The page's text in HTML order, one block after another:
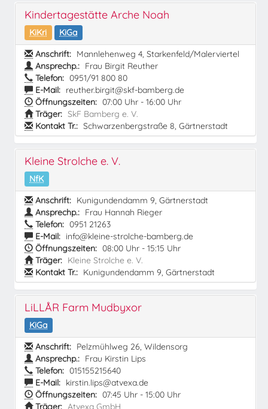
Kindertagestätte Arche Noah
KiKri
KiGa
Anschrift: Mannlehenweg 4, Starkenfeld/Malerviertel
Ansprechp.: Frau Birgit Reuther
Telefon: 0951/91 800 80
E-Mail: reuther.birgit@skf-bamberg.de
Öffnungszeiten: 07:00 Uhr - 16:00 Uhr
Träger: SkF Bamberg e. V.
Kontakt Tr.: Schwarzenbergstraße 8, Gärtnerstadt
Kleine Strolche e. V.
NfK
Anschrift: Kunigundendamm 9, Gärtnerstadt
Ansprechp.: Frau Hannah Rieger
Telefon: 0951 21263
E-Mail: info@kleine-strolche-bamberg.de
Öffnungszeiten: 08:00 Uhr - 15:15 Uhr
Träger: Kleine Strolche e. V.
Kontakt Tr.: Kunigundendamm 9, Gärtnerstadt
LiLLÅR Farm Mudbyxor
KiGa
Anschrift: Pelzmühlweg 26, Wildensorg
Ansprechp.: Frau Kirstin Lips
Telefon: 015155215640
E-Mail: kirstin.lips@atvexa.de
Öffnungszeiten: 07:45 Uhr - 15:00 Uhr
Träger: Atvexa GmbH